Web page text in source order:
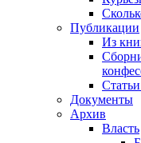
Публикации
Из
Документы
Архив
Власть